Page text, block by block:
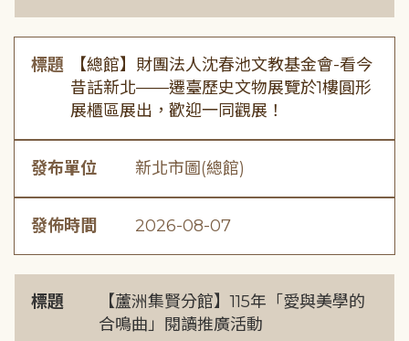
標題
【總館】財團法人沈春池文教基金會-看今
昔話新北——遷臺歷史文物展覽於1樓圓形
展櫃區展出，歡迎一同觀展！
發布單位 新北市圖(總館)
發佈時間 2026-08-07
標題
【蘆洲集賢分館】115年「愛與美學的
合鳴曲」閱讀推廣活動